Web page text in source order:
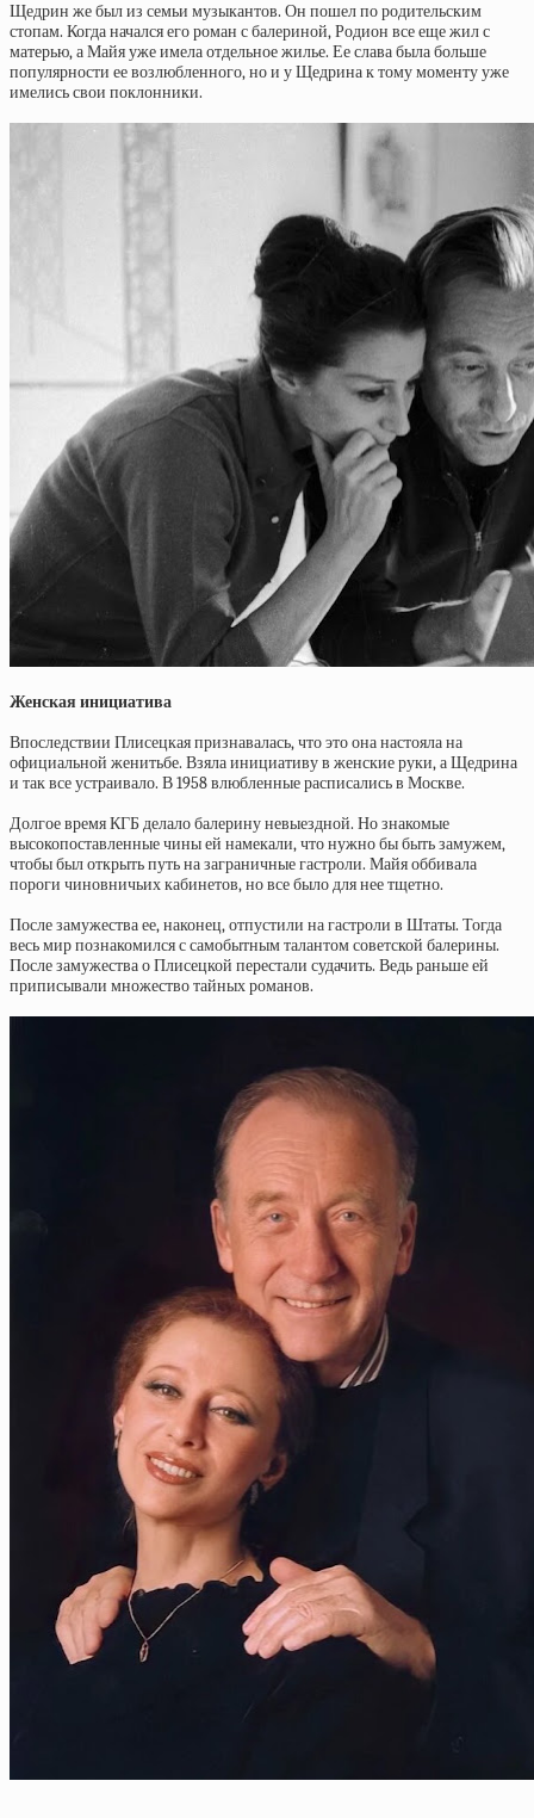
Щедрин же был из семьи музыкантов. Он пошел по родительским
стопам. Когда начался его роман с балериной, Родион все еще жил с
матерью, а Майя уже имела отдельное жилье. Ее слава была больше
популярности ее возлюбленного, но и у Щедрина к тому моменту уже
имелись свои поклонники.
Женская инициатива
Впоследствии Плисецкая признавалась, что это она настояла на
официальной женитьбе. Взяла инициативу в женские руки, а Щедрина
и так все устраивало. В 1958 влюбленные расписались в Москве.
Долгое время КГБ делало балерину невыездной. Но знакомые
высокопоставленные чины ей намекали, что нужно бы быть замужем,
чтобы был открыть путь на заграничные гастроли. Майя оббивала
пороги чиновничьих кабинетов, но все было для нее тщетно.
После замужества ее, наконец, отпустили на гастроли в Штаты. Тогда
весь мир познакомился с самобытным талантом советской балерины.
После замужества о Плисецкой перестали судачить. Ведь раньше ей
приписывали множество тайных романов.